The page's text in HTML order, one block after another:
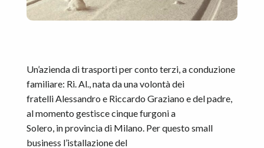
Un’azienda di trasporti per conto terzi, a conduzione
familiare: Ri. Al., nata da una volontà dei
fratelli Alessandro e Riccardo Graziano e del padre,
al momento gestisce cinque furgoni a
Solero, in provincia di Milano. Per questo small
business l’istallazione del